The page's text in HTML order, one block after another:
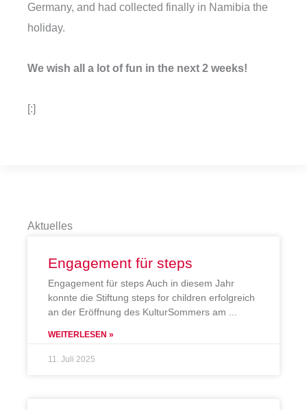
Germany, and had collected finally in Namibia the
holiday.
We wish all a lot of fun in the next 2 weeks!
[:]
Aktuelles
Engagement für steps
Engagement für steps Auch in diesem Jahr
konnte die Stiftung steps for children erfolgreich
an der Eröffnung des KulturSommers am
WEITERLESEN »
11. Juli 2025